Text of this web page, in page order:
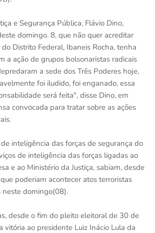
e Segurança Pública, Flávio Dino,
domingo. 8, que não quer acreditar
Distrito Federal, Ibaneis Rocha, tenha
a ação de grupos bolsonaristas radicais
a sede dos Três Poderes hoje,
foi iludido, foi enganado, essa
será feita", disse Dino, em
convocada para tratar sobre as ações
inteligência das forças de segurança do
de inteligência das forças ligadas ao
e ao Ministério da Justiça, sabiam, desde
poderiam acontecer atos terroristas
neste domingo(08).
desde o fim do pleito eleitoral de 30 de
vitória ao presidente Luiz Inácio Lula da